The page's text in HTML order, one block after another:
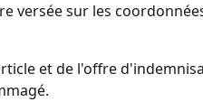
versée sur les
et de l'offre